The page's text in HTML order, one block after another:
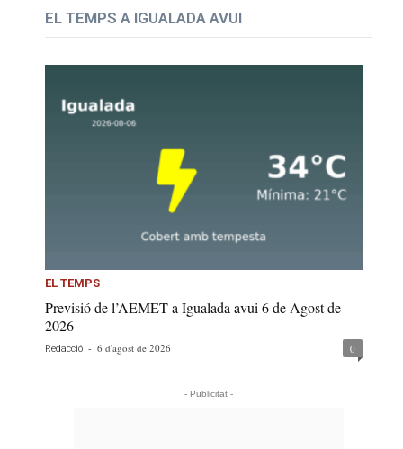
EL TEMPS A IGUALADA AVUI
EL TEMPS
Previsió de l’AEMET a Igualada avui 6 de Agost de
2026
Redacció - 6 d'agost de 2026 0
- Publicitat -